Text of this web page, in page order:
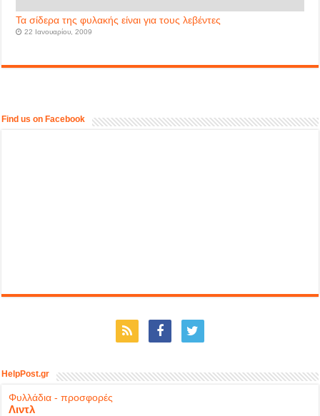
Τα σίδερα της φυλακής είναι για τους λεβέντες
22 Ιανουαρίου, 2009
Find us on Facebook
HelpPost.gr
Φυλλάδια - προσφορές
Λιντλ